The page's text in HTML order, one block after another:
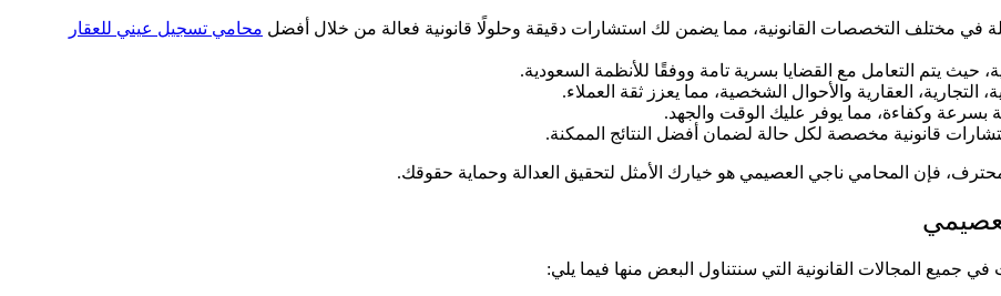
في مختلف التخصصات القانونية، مما يضمن لك استشارات دقيقة وحلولًا قانونية فعالة من خلال أفضل محامي تسجيل عيني للعقار
حيث يتم التعامل مع القضايا بسرية تامة ووفقًا للأنظمة السعودية.
العقارية والأحوال الشخصية، مما يعزز ثقة العملاء.
بسرعة وكفاءة، مما يوفر عليك الوقت والجهد.
قانونية مخصصة لكل حالة لضمان أفضل النتائج الممكنة.
فإن المحامي ناجي العصيمي هو خيارك الأمثل لتحقيق العدالة وحماية حقوقك.
جميع المجالات القانونية التي سنتناول البعض منها فيما يلي: